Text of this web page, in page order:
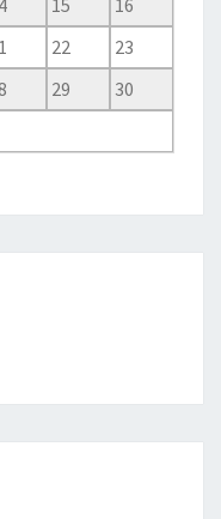
15
16
22
23
29
30